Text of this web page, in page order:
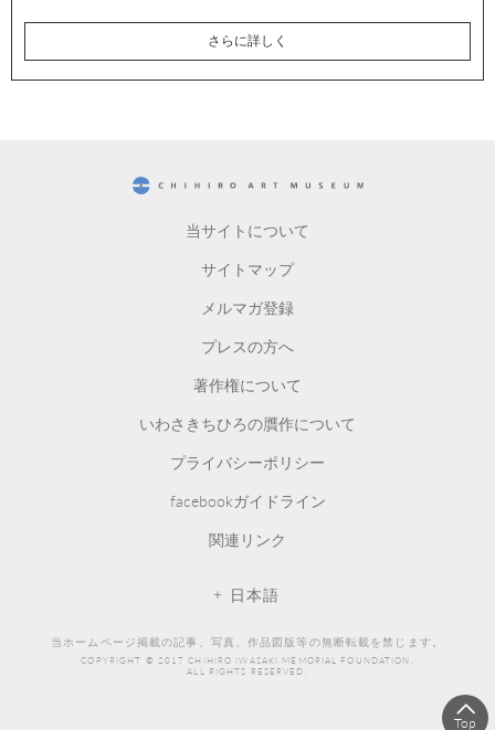
Top
さらに詳しく
当サイトについて
サイトマップ
メルマガ登録
プレスの方へ
著作権について
いわさきちひろの贋作について
プライバシーポリシー
facebookガイドライン
関連リンク
日本語
当ホームページ掲載の記事、写真、作品図版等の無断転載を禁じます。
COPYRIGHT © 2017 CHIHIRO IWASAKI MEMORIAL FOUNDATION.
ALL RIGHTS RESERVED.